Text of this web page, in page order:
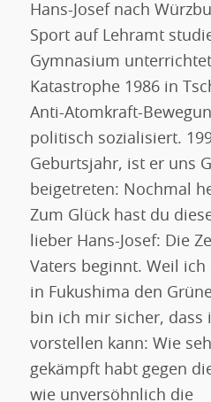
Hans-Josef nach
Sport auf Lehramt
Gymnasium
Katastrophe 1986 in
Anti-Atomkraft-
politisch sozialisiert.
Geburtsjahr, ist er uns
beigetreten: Nochmal
Zum Glück hast du
lieber Hans-Josef: Die
Vaters beginnt. Weil ich
in Fukushima den
bin ich mir sicher, dass
vorstellen kann: Wie
gekämpft habt gegen
wie unversöhnlich die